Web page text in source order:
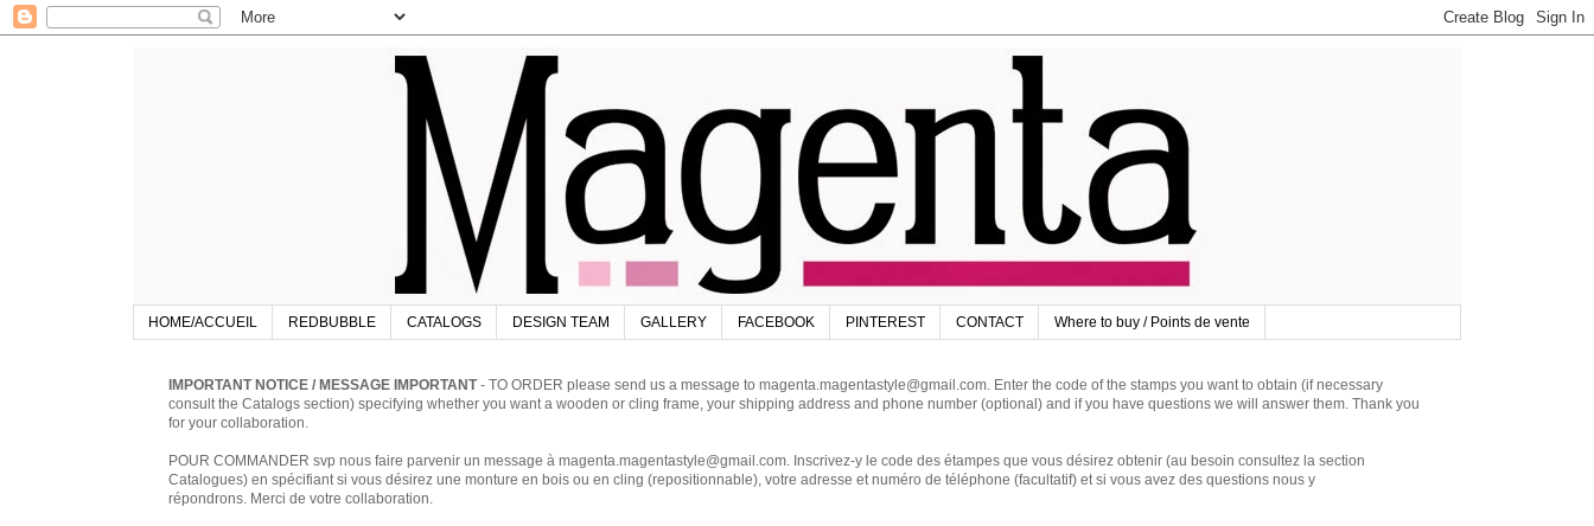
HOME/ACCUEIL REDBUBBLE CATALOGS DESIGN TEAM GALLERY FACEBOOK PINTEREST CONTACT Where to buy / Points de vente
IMPORTANT NOTICE / MESSAGE IMPORTANT- TO ORDER please send us a message to magenta.magentastyle@gmail.com. Enter the code of the stamps you want to obtain (if necessary
consult the Catalogs section) specifying whether you want a wooden or cling frame, your shipping address and phone number (optional) and if you have questions we will answer them. Thank you
for your collaboration.
POUR COMMANDER svp nous faire parvenir un message à magenta.magentastyle@gmail.com. Inscrivez-y le code des étampes que vous désirez obtenir (au besoin consultez la section
Catalogues) en spécifiant si vous désirez une monture en bois ou en cling (repositionnable), votre adresse et numéro de téléphone (facultatif) et si vous avez des questions nous y
répondrons. Merci de votre collaboration.